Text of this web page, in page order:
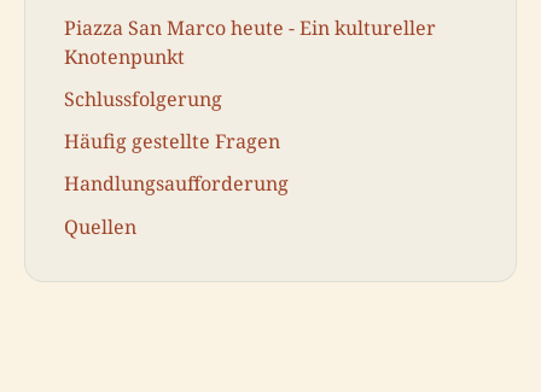
Piazza San Marco heute - Ein kultureller
Knotenpunkt
Schlussfolgerung
Häufig gestellte Fragen
Handlungsaufforderung
Quellen